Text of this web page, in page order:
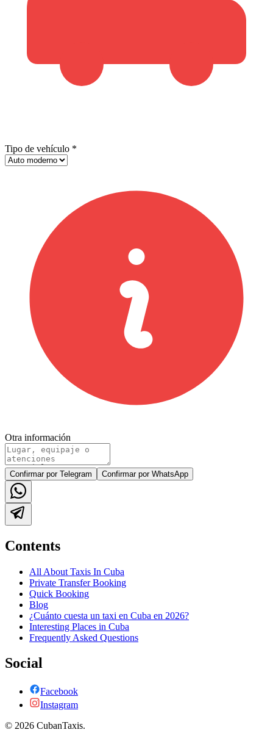
Tipo de vehículo *
Otra información
Confirmar por Telegram Confirmar por WhatsApp
Contents
All About Taxis In Cuba
Private Transfer Booking
Quick Booking
Blog
¿Cuánto cuesta un taxi en Cuba en 2026?
Interesting Places in Cuba
Frequently Asked Questions
Social
Facebook
Instagram
© 2026 CubanTaxis.